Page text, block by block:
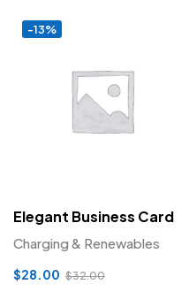
-13%
Elegant Business Card
Charging & Renewables
$28.00 $32.00